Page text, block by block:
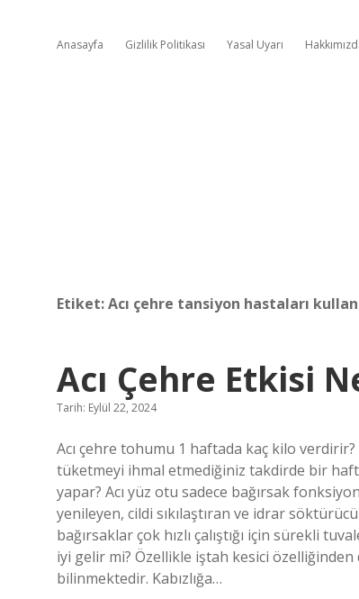
Anasayfa Gizlilik Politikası Yasal Uyarı
Etiket:Acı çehre tansiyon hastaları
Acı Çehre Etkisi
Tarih: Eylül 22, 2024
Acı çehre tohumu 1 haftada kaç kilo
tüketmeyi ihmal etmediğiniz takdirde bir
yapar? Acı yüz otu sadece bağırsak
yenileyen, cildi sıkılaştıran ve idrar
bağırsaklar çok hızlı çalıştığı için sürekli
iyi gelir mi? Özellikle iştah kesici
bilinmektedir. Kabızlığa…